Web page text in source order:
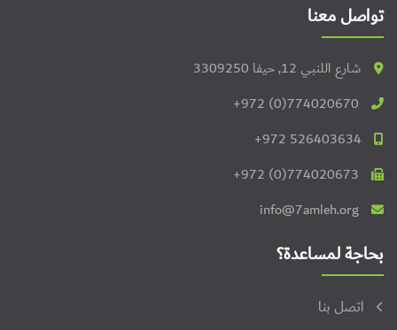
تواصل معنا
شارع اللنبي 12, حيفا 3309250
+972 (0)774020670
+972 526403634
+972 (0)774020673
info@7amleh.org
بحاجة لمساعدة؟
اتصل بنا